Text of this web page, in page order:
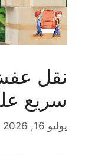
نقل
سريع على
يوليو 16, 2026